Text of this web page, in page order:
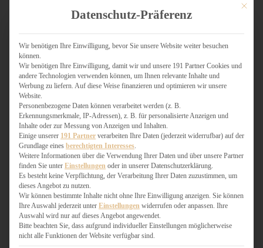
KUCHEN
LOW CARB & GESÜNDER
MY AMERICAN BAKERY
SCHOKOLADIGES
SÜSSES HAUPTGERICHT
TÖRTCHEN
VEGAN SÜSS
WEIHNACHTSBÄCKEREI
HERZHAFT
BURGER & SANDWICHES
FIX AUF DEM TISCH
FLEISCH & FISCH
GRILLEN / BARBECUE
Mit
Datenschutz-Präferenz
Wir benötigen Ihre Einwilligung, bevor Sie unsere Website weiter besuchen
können.
Wir benötigen Ihre Einwilligung, damit wir und unsere 191 Partner Cookies und
andere Technologien verwenden können, um Ihnen relevante Inhalte und
Werbung zu liefern. Auf diese Weise finanzieren und optimieren wir unsere
Website.
Personenbezogene Daten können verarbeitet werden (z. B.
Erkennungsmerkmale, IP-Adressen), z. B. für personalisierte Anzeigen und
Inhalte oder zur Messung von Anzeigen und Inhalten.
Einige unserer 191 Partner verarbeiten Ihre Daten (jederzeit widerrufbar) auf der
Grundlage eines berechtigten Interesses
Weitere Informationen über die Verwendung Ihrer Daten und über unsere Partner
finden Sie unter Einstellungen oder in unserer Datenschutzerklärung.
Es besteht keine Verpflichtung, der Verarbeitung Ihrer Daten zuzustimmen, um
dieses Angebot zu nutzen.
Wir können bestimmte Inhalte nicht ohne Ihre Einwilligung anzeigen. Sie können
Ihre Auswahl jederzeit unter Einstellungen widerrufen oder anpassen. Ihre
Auswahl wird nur auf dieses Angebot angewendet.
Bitte beachten Sie, dass aufgrund individueller Einstellungen möglicherweise
nicht alle Funktionen der Website verfügbar sind.